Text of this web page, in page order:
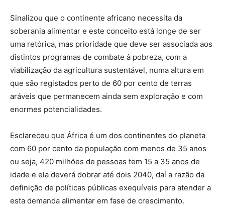
Sinalizou que o continente africano necessita da
soberania alimentar e este conceito está longe de ser
uma retórica, mas prioridade que deve ser associada aos
distintos programas de combate à pobreza, com a
viabilização da agricultura sustentável, numa altura em
que são registados perto de 60 por cento de terras
aráveis que permanecem ainda sem exploração e com
enormes potencialidades.
Esclareceu que África é um dos continentes do planeta
com 60 por cento da população com menos de 35 anos
ou seja, 420 milhões de pessoas tem 15 a 35 anos de
idade e ela deverá dobrar até dois 2040, daí a razão da
definição de políticas públicas exequíveis para atender a
esta demanda alimentar em fase de crescimento.